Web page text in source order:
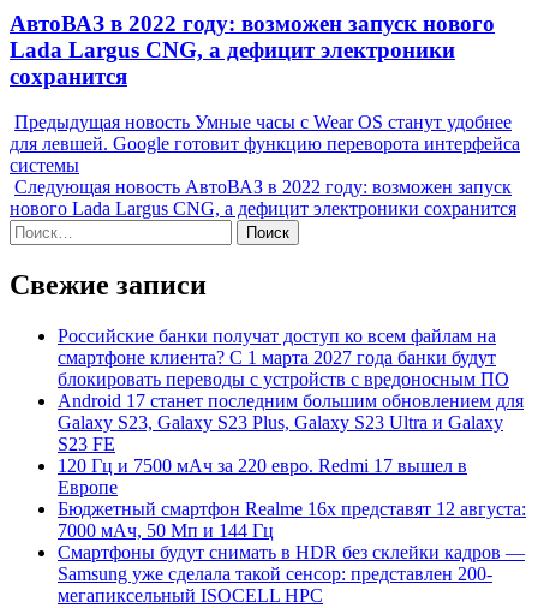
Next
post:
АвтоВАЗ в 2022 году: возможен запуск нового
Lada Largus CNG, а дефицит электроники
сохранится
Предыдущая новость Умные часы с Wear OS станут удобнее
для левшей. Google готовит функцию переворота интерфейса
системы
Следующая новость АвтоВАЗ в 2022 году: возможен запуск
нового Lada Largus CNG, а дефицит электроники сохранится
Найти:
Свежие записи
Российские банки получат доступ ко всем файлам на
смартфоне клиента? С 1 марта 2027 года банки будут
блокировать переводы с устройств с вредоносным ПО
Android 17 станет последним большим обновлением для
Galaxy S23, Galaxy S23 Plus, Galaxy S23 Ultra и Galaxy
S23 FE
120 Гц и 7500 мАч за 220 евро. Redmi 17 вышел в
Европе
Бюджетный смартфон Realme 16x представят 12 августа:
7000 мАч, 50 Мп и 144 Гц
Смартфоны будут снимать в HDR без склейки кадров —
Samsung уже сделала такой сенсор: представлен 200-
мегапиксельный ISOCELL HPC